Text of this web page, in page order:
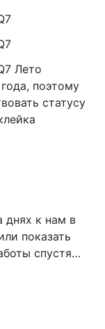
Лето
поэтому
статусу
днях к нам в
показать
спустя…